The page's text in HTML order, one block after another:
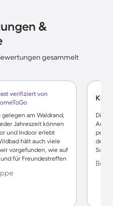
&
gesammelt
verifiziert von
gelegen am Waldrand,
Jahreszeit können
und Indoor erlebt
hält auch viele
vorgefunden, wie auf
für Freundestreffen
Tat zu Seite.
Die
dem